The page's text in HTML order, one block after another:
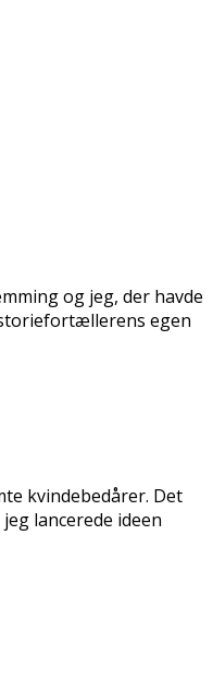
og jeg, der havde
egen
kvindebedårer. Det
lancerede ideen